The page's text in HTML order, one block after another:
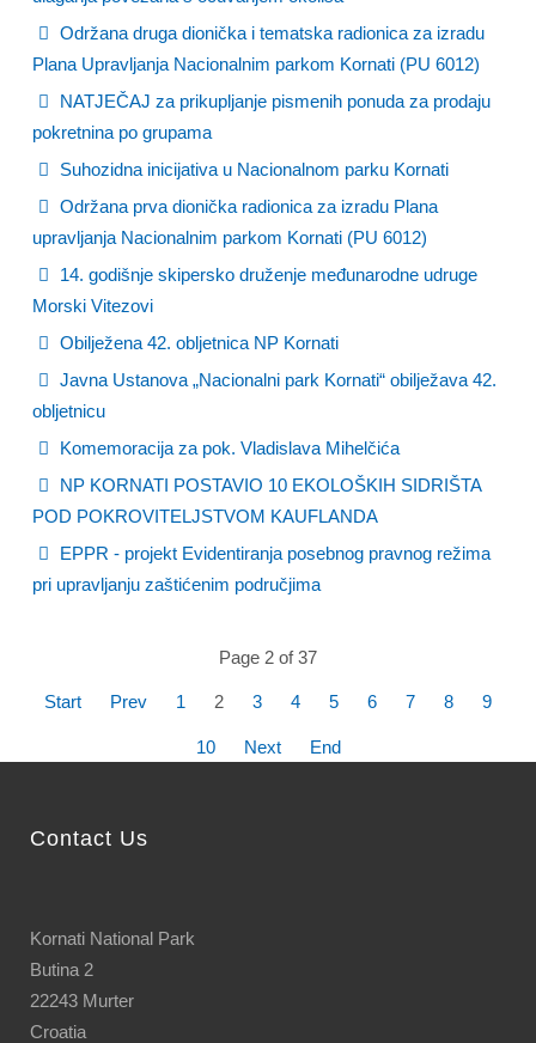
Održana druga dionička i tematska radionica za izradu
Plana Upravljanja Nacionalnim parkom Kornati (PU 6012)
NATJEČAJ za prikupljanje pismenih ponuda za prodaju
pokretnina po grupama
Suhozidna inicijativa u Nacionalnom parku Kornati
Održana prva dionička radionica za izradu Plana
upravljanja Nacionalnim parkom Kornati (PU 6012)
14. godišnje skipersko druženje međunarodne udruge
Morski Vitezovi
Obilježena 42. obljetnica NP Kornati
Javna Ustanova „Nacionalni park Kornati“ obilježava 42.
obljetnicu
Komemoracija za pok. Vladislava Mihelčića
NP KORNATI POSTAVIO 10 EKOLOŠKIH SIDRIŠTA
POD POKROVITELJSTVOM KAUFLANDA
EPPR - projekt Evidentiranja posebnog pravnog režima
pri upravljanju zaštićenim područjima
Page 2 of 37
Start Prev 1 2 3 4 5 6 7 8 9
10 Next End
Contact Us
Kornati National Park
Butina 2
22243 Murter
Croatia